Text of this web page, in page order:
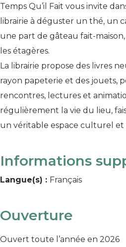
Temps Qu’il Fait vous invite
librairie à déguster un thé, un
une part de gâteau fait-
les étagères.
La librairie propose des livres
rayon papeterie et des jouets,
rencontres, lectures et
régulièrement la vie du lieu,
un véritable espace culturel et
Informations
Langue(s) : Français
Ouverture
Ouvert toute l’année en 2026